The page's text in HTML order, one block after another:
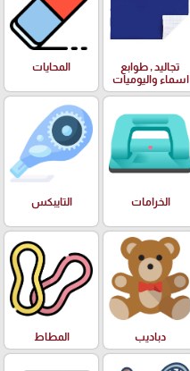
تجاليد , طوابع
اسماء واليوميات
المحايات
الخرامات التايبكس
دباديب المطاط